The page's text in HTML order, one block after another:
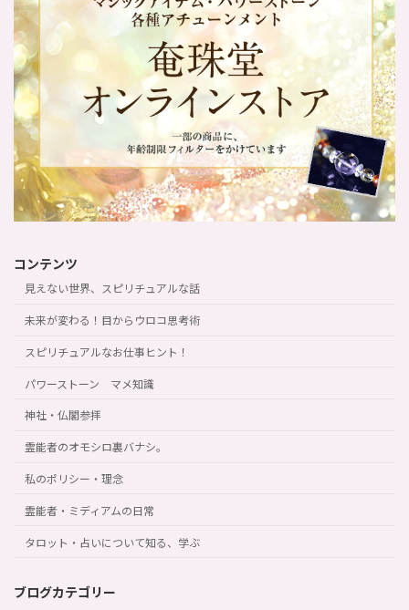
コンテンツ
見えない世界、スピリチュアルな話
未来が変わる！目からウロコ思考術
スピリチュアルなお仕事ヒント！
パワーストーン マメ知識
神社・仏閣参拝
霊能者のオモシロ裏バナシ。
私のポリシー・理念
霊能者・ミディアムの日常
タロット・占いについて知る、学ぶ
ブログカテゴリー